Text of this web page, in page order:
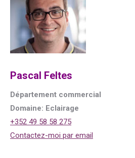
Pascal Feltes
Département commercial
Domaine: Eclairage
+352 49 58 58 275
Contactez-moi par email